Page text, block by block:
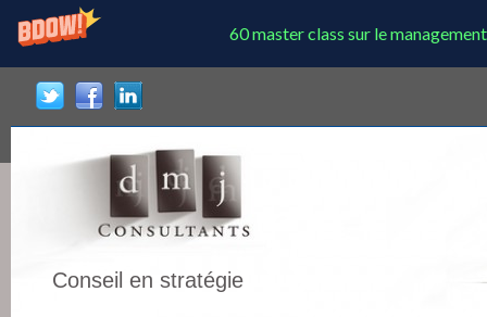
60 master class sur le
Conseil en stratégie